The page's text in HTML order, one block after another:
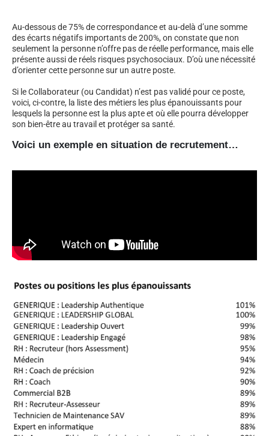
Au-dessous de 75% de correspondance et au-delà d’une somme
des écarts négatifs importants de 200%, on constate que non
seulement la personne n’offre pas de réelle performance, mais elle
présente aussi de réels risques psychosociaux. D’où une nécessité
d’orienter cette personne sur un autre poste.
Si le Collaborateur (ou Candidat) n’est pas validé pour ce poste,
voici, ci-contre, la liste des métiers les plus épanouissants pour
lesquels la personne est la plus apte et où elle pourra développer
son bien-être au travail et protéger sa santé.
Voici un exemple en situation de recrutement…